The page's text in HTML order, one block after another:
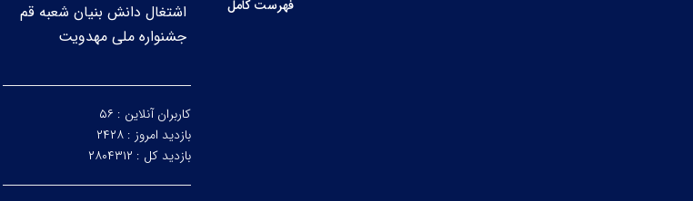
فهرست کامل
اشتغال دانش بنیان شعبه قم
جشنواره ملی مهدویت
کاربران آنلاین : ۵۶
بازدید امروز : ۲۴۲۸
بازدید کل : ۲۸۰۴۳۱۲